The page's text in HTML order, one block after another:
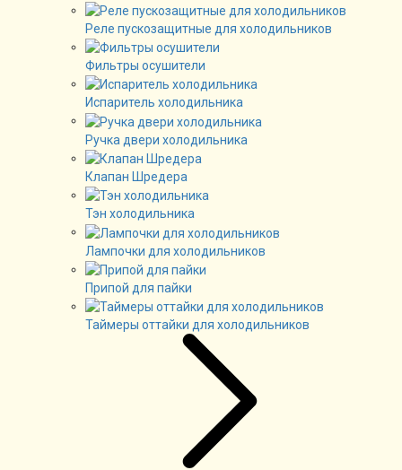
Реле пускозащитные для холодильников
Фильтры осушители
Испаритель холодильника
Ручка двери холодильника
Клапан Шредера
Тэн холодильника
Лампочки для холодильников
Припой для пайки
Таймеры оттайки для холодильников